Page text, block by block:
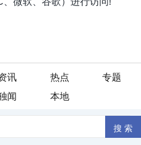
讯 热点
专题
闻 本地